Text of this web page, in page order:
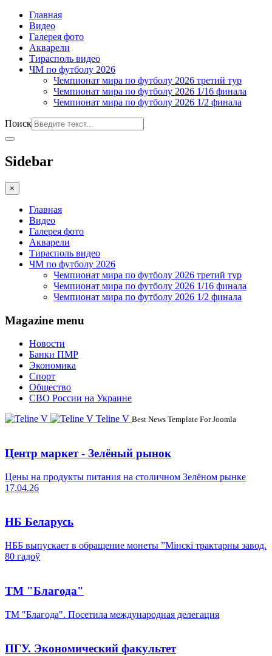
Главная
Видео
Галерея фото
Акварели
Тирасполь видео
ЧМ по футболу 2026
Чемпионат мира по футболу 2026 третий тур
Чемпионат мира по футболу 2026 1/16 финала
Чемпионат мира по футболу 2026 1/2 финала
Поиск
Sidebar
×
Главная
Видео
Галерея фото
Акварели
Тирасполь видео
ЧМ по футболу 2026
Чемпионат мира по футболу 2026 третий тур
Чемпионат мира по футболу 2026 1/16 финала
Чемпионат мира по футболу 2026 1/2 финала
Magazine menu
Новости
Банки ПМР
Экономика
Спорт
Общество
СВО России на Украине
Teline V Best News Template For Joomla
Центр маркет - Зелёный рынок
Цены на продукты питания на столичном Зелёном рынке
17.04.26
НБ Беларусь
НББ выпускает в обращение монеты ”Мінскі трактарны завод.
80 гадоў
ТМ "Благода"
ТМ "Благода". Посетила международная делегация
ПГУ. Экономический факультет